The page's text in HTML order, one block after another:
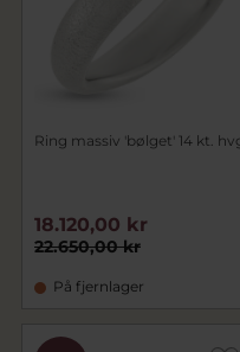
Ring massiv 'bølget' 14 kt.
22.650,00 kr
18.120,00 kr
På fjernlager